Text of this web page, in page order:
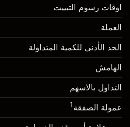
عقود الفروقات
الهامش. استثمارك
حجم التداول مع الرافعة المالية ~
المال من الرافعة المالية ~
الهامش. استثمارك
رسم المبيت
حجم التداول مع الرافعة المالية ~
المال من الرافعة المالية ~
اوقات رسوم التبييت
العملة
الحد الأدنى للكمية المتداولة
الهامش
التداول بالاسهم
عمولة الصفقة1